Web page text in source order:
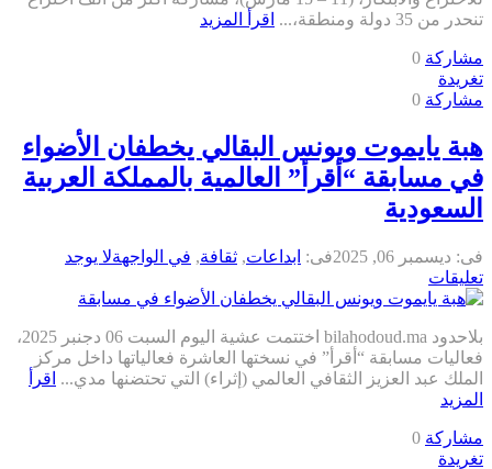
تنحدر من 35 دولة ومنطقة،...
اقرأ المزيد
مشاركة 0
تغريدة
مشاركة 0
هبة يايموت ويونس البقالي يخطفان الأضواء
في مسابقة “أقرأ” العالمية بالمملكة العربية
السعودية
فى: ديسمبر 06, 2025 فى: ابداعات, ثقافة, في الواجهةلا يوجد
تعليقات
بلاحدود bilahodoud.ma اختتمت عشية اليوم السبت 06 دجنبر 2025،
فعاليات مسابقة “أقرأ” في نسختها العاشرة فعالياتها داخل مركز
الملك عبد العزيز الثقافي العالمي (إثراء) التي تحتضنها مدي... اقرأ
المزيد
مشاركة 0
تغريدة